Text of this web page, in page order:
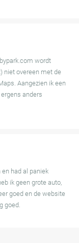
wordt
niet overeen met de
Aangezien ik een
anders
al had betaald.
en had al paniek
ik geen grote auto,
goed en de website
goed.